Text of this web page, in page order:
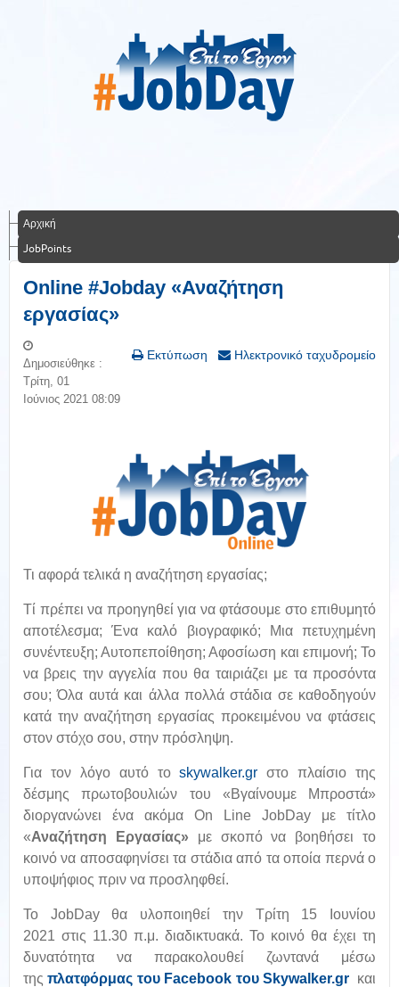
Αρχική
JobPoints
Online #Jobday «Αναζήτηση
εργασίας»
Εκτύπωση Ηλεκτρονικό ταχυδρομείο
Δημοσιεύθηκε :
Τρίτη, 01
Ιούνιος 2021 08:09
Τι αφορά τελικά η αναζήτηση εργασίας;
Τί πρέπει να προηγηθεί για να φτάσουμε στο επιθυμητό
αποτέλεσμα; Ένα καλό βιογραφικό; Μια πετυχημένη
συνέντευξη; Αυτοπεποίθηση; Αφοσίωση και επιμονή; Το
να βρεις την αγγελία που θα ταιριάζει με τα προσόντα
σου; Όλα αυτά και άλλα πολλά στάδια σε καθοδηγούν
κατά την αναζήτηση εργασίας προκειμένου να φτάσεις
στον στόχο σου, στην πρόσληψη.
Για τον λόγο αυτό τοskywalker.gr στο πλαίσιο της
δέσμης πρωτοβουλιών του «Βγαίνουμε Μπροστά»
διοργανώνει ένα ακόμα On Line JobDay με τίτλο
«Αναζήτηση Εργασίας» με σκοπό να βοηθήσει το
κοινό να αποσαφηνίσει τα στάδια από τα οποία περνά ο
υποψήφιος πριν να προσληφθεί.
Το JobDay θα υλοποιηθεί την Τρίτη 15 Ιουνίου
2021 στις 11.30 π.μ. διαδικτυακά. Το κοινό θα έχει τη
δυνατότητα να παρακολουθεί ζωντανά μέσω
τηςπλατφόρμας του Facebook του Skywalker.gr και